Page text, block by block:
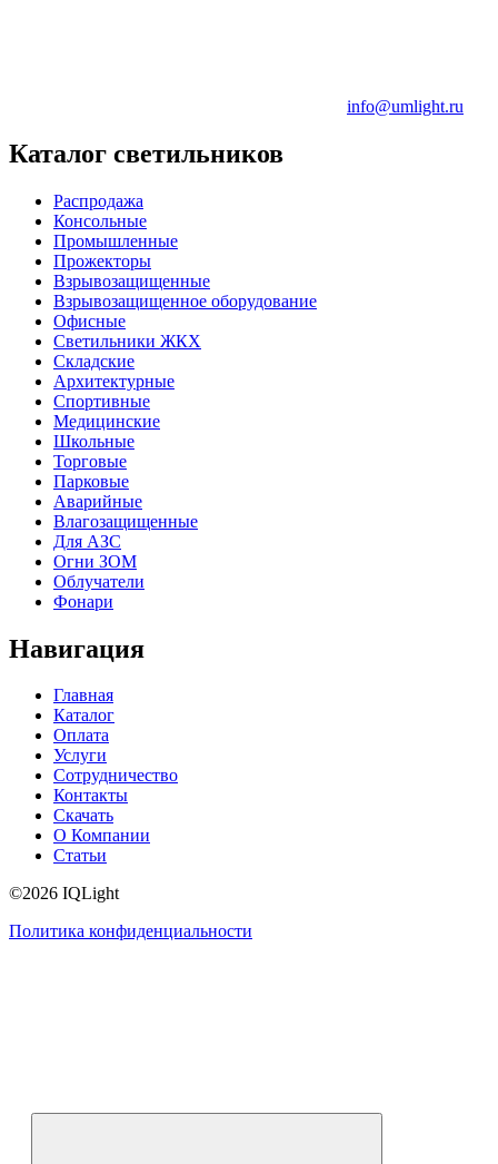
info@umlight.ru
Каталог светильников
Распродажа
Консольные
Промышленные
Прожекторы
Взрывозащищенные
Взрывозащищенное оборудование
Офисные
Cветильники ЖКХ
Складские
Архитектурные
Спортивные
Медицинские
Школьные
Торговые
Парковые
Аварийные
Влагозащищенные
Для АЗС
Огни ЗОМ
Облучатели
Фонари
Навигация
Главная
Каталог
Оплата
Услуги
Сотрудничество
Контакты
Скачать
О Компании
Статьи
©2026 IQLight
Политика конфиденциальности